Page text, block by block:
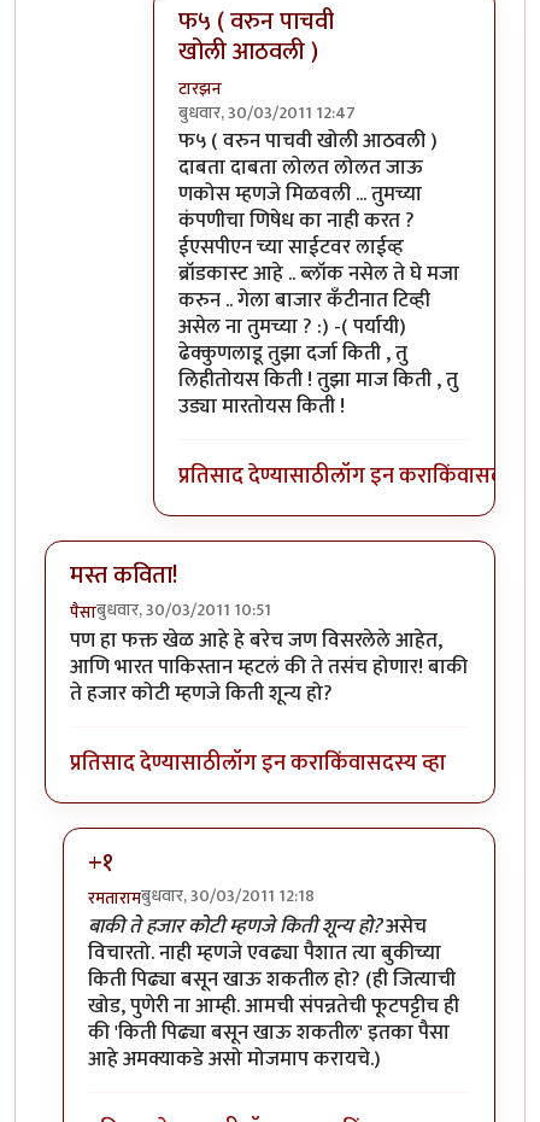
फ५ ( वरुन पाचवी
खोली आठवली )
टारझन
बुधवार, 30/03/2011 12:47
In reply toआहे पण आम्ही हपिसात बसून फ५
फ५ ( वरुन पाचवी खोली आठवली )
दाबता दाबता लोलत लोलत जाऊ
णकोस म्हणजे मिळवली ... तुमच्या
कंपणीचा णिषेध का नाही करत ?
ईएसपीएन च्या साईटवर लाईव्ह
ब्रॉडकास्ट आहे .. ब्लॉक नसेल ते घे मजा
करुन .. गेला बाजार कँटीनात टिव्ही
असेल ना तुमच्या ? :) -( पर्यायी)
ढेक्कुणलाडू तुझा दर्जा किती , तु
लिहीतोयस किती ! तुझा माज किती , तु
उड्या मारतोयस किती !
प्रतिसाद देण्यासाठीलॉग इन कराकिंवासदस्य
मस्त कविता!
पैसाबुधवार, 30/03/2011 10:51
पण हा फक्त खेळ आहे हे बरेच जण विसरलेले आहेत,
आणि भारत पाकिस्तान म्हटलं की ते तसंच होणार! बाकी
ते हजार कोटी म्हणजे किती शून्य हो?
प्रतिसाद देण्यासाठीलॉग इन कराकिंवासदस्य व्हा
+१
रमतारामबुधवार, 30/03/2011 12:18
In reply toमस्त कविता!byपैसा
बाकी ते हजार कोटी म्हणजे किती शून्य हो?असेच
विचारतो. नाही म्हणजे एवढ्या पैशात त्या बुकीच्या
किती पिढ्या बसून खाऊ शकतील हो? (ही जित्याची
खोड, पुणेरी ना आम्ही. आमची संपन्नतेची फूटपट्टीच ही
की 'किती पिढ्या बसून खाऊ शकतील' इतका पैसा
आहे अमक्याकडे असो मोजमाप करायचे.)